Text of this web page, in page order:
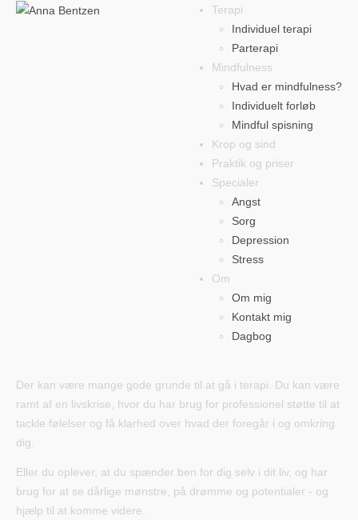
Terapi
Individuel terapi
Parterapi
Mindfulness
Hvad er mindfulness?
Individuelt forløb
Mindful spisning
Krop og sind
Praktik og priser
Specialer
Angst
Sorg
Depression
Stress
Om
Om mig
Kontakt mig
Dagbog
Der kan være mange gode grunde til at gå i terapi. Du kan være
ramt af en livskrise, hvor du har brug for professionel støtte til at
tackle følelser og få klarhed over hvad der foregår i og omkring
dig.
Eller du oplever, at du spænder ben for dig selv i dit liv, og har
brug for at se dårlige mønstre, på drømme og potentialer - og
hjælp til at komme videre.